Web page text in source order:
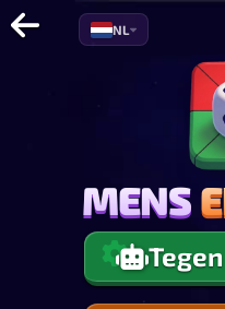
NL
MENS
MENS